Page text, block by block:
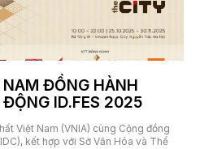
ĐỒNG HÀNH
ID.FES 2025
Việt Nam (VNIA) cùng Cộng đồng
kết hợp với Sở Văn Hóa và Thể